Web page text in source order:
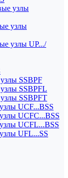
узлы
узлы
узлы UP.../
SSBPF
SSBPFL
SSBPFT
UCF...BSS
UCFC...BSS
UCFL...BSS
UFL...SS